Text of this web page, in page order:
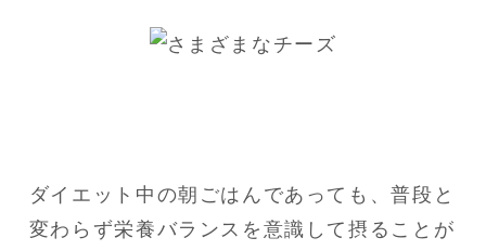
ダイエット中の朝ごはんであっても、普段と
変わらず栄養バランスを意識して摂ることが